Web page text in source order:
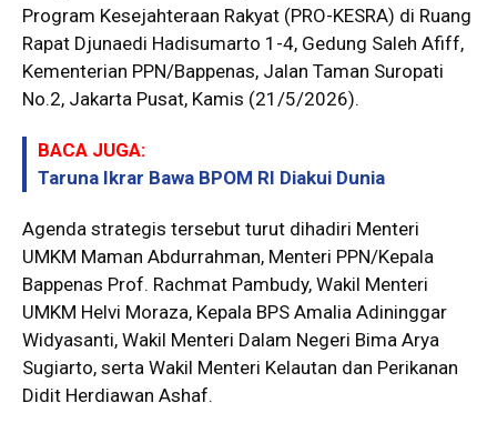
Program Kesejahteraan Rakyat (PRO-KESRA) di Ruang
Rapat Djunaedi Hadisumarto 1-4, Gedung Saleh Afiff,
Kementerian PPN/Bappenas, Jalan Taman Suropati
No.2, Jakarta Pusat, Kamis (21/5/2026).
BACA JUGA:
Taruna Ikrar Bawa BPOM RI Diakui Dunia
Agenda strategis tersebut turut dihadiri Menteri
UMKM Maman Abdurrahman, Menteri PPN/Kepala
Bappenas Prof. Rachmat Pambudy, Wakil Menteri
UMKM Helvi Moraza, Kepala BPS Amalia Adininggar
Widyasanti, Wakil Menteri Dalam Negeri Bima Arya
Sugiarto, serta Wakil Menteri Kelautan dan Perikanan
Didit Herdiawan Ashaf.